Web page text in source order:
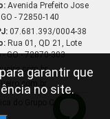
garantir que
no site.
Avenida Prefeito Jose
- 72850-140
07.681.393/0004-38
Rua 01, QD 21, Lote
GO - 72870-303
do Grupo Coqueiro